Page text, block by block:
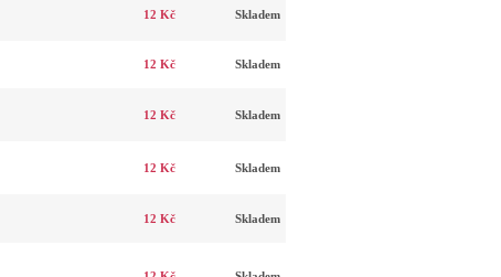
12 Kč Skladem
12 Kč Skladem
12 Kč Skladem
12 Kč Skladem
12 Kč Skladem